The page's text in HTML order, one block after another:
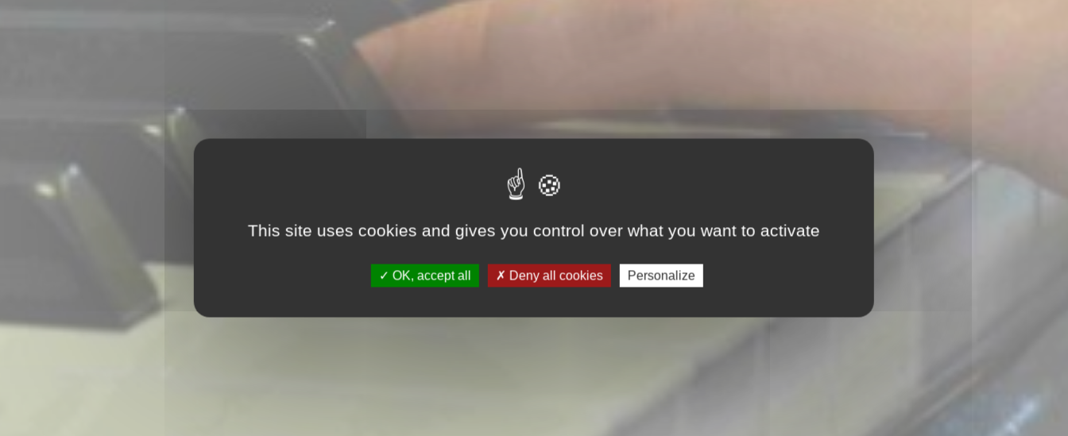
This site uses cookies and gives you control over what you want to activate
OK, accept all Deny all cookies Personalize